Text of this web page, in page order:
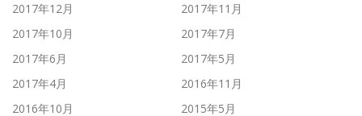
2017年12月
2017年11月
2017年10月
2017年7月
2017年6月
2017年5月
2017年4月
2016年11月
2016年10月
2015年5月